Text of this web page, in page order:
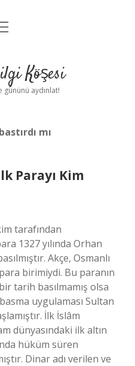
Köşesi
gününü aydınlat!
mı
Parayı Kim
tarafından
1327 yılında Orhan
Akçe, Osmanlı
birimiydi. Bu paranın
tarih basılmamış olsa
uygulaması Sultan
İlk İslâm
dünyasındaki ilk altın
hüküm süren
Dinar adı verilen ve